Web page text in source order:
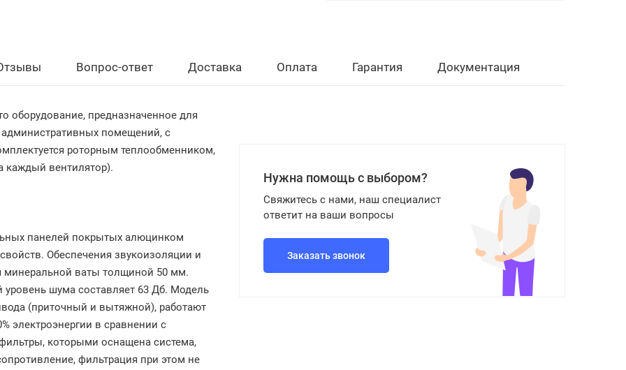
Вопрос-ответ Доставка Оплата Гарантия Документация
оборудование, предназначенное для
помещений, с
роторным теплообменником,
каждый вентилятор).
панелей покрытых алюцинком
Обеспечения звукоизоляции и
минеральной ваты толщиной 50 мм.
уровень шума составляет 63 Дб. Модель
(приточный и вытяжной), работают
электроэнергии в сравнении с
которыми оснащена система,
фильтрация при этом не
Нужна помощь с выбором?
Свяжитесь с нами, наш специалист
ответит на ваши вопросы
Заказать звонок